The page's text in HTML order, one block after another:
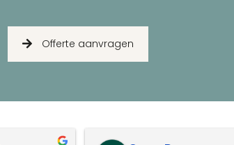
Offerte aanvragen